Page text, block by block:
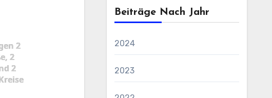
2
2
2
Beiträge Nach Jahr
2024
2023